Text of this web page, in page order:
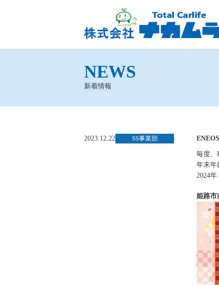
NEWS
新着情報
2023.12.22 SS事業部
毎度、
年末年
2024
姫路市